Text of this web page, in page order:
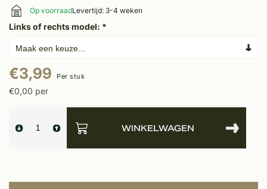
Op voorraadLevertijd: 3-4 weken
Links of rechts model: *
€3,99 Per stuk
€0,00 per
WINKELWAGEN